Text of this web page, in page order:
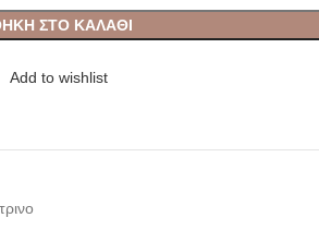
ΣΤΟ ΚΑΛΆΘΙ
Add to wishlist